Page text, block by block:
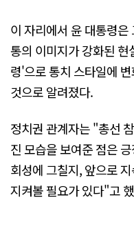
이 자리에서 윤 대통령
통의 이미지가 강화된
령'으로 통치 스타일에
것으로 알려졌다.
정치권 관계자는 "총선
진 모습을 보여준 점은
회성에 그칠지, 앞으로
지켜볼 필요가 있다"고